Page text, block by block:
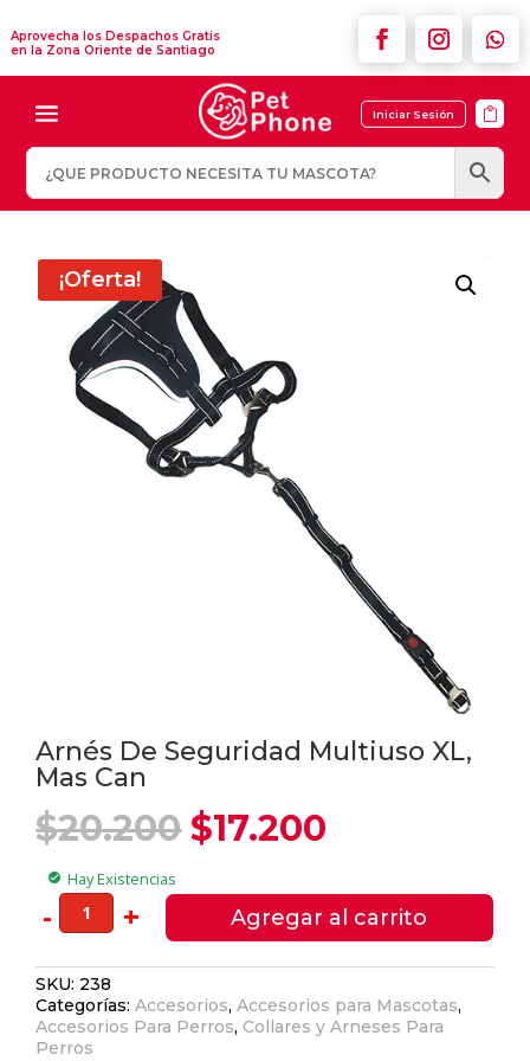
Aprovecha los Despachos Gratis
en la Zona Oriente de Santiago
Iniciar Sesión 
¡Oferta!
Arnés De Seguridad Multiuso XL,
Mas Can
$20.200 El
precio
era:
$20.200.
$17.200
es:
$17.200.
check_circle Hay Existencias
- Arnés
De
Multiuso
XL,
Mas
+ Agregar al carrito
SKU: 238
Categorías:Accesorios,Accesorios para Mascotas,
Accesorios Para Perros, Collares y Arneses Para
Perros